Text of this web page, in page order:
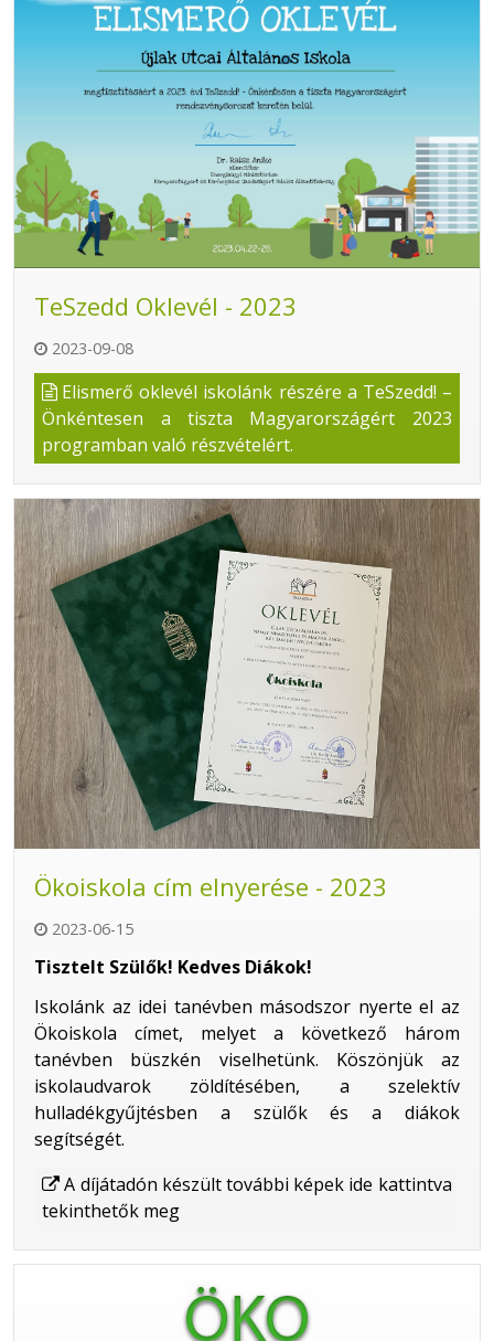
TeSzedd Oklevél - 2023
2023-09-08
Elismerő oklevél iskolánk részére a TeSzedd! –
Önkéntesen a tiszta Magyarországért 2023
programban való részvételért.
Ökoiskola cím elnyerése - 2023
2023-06-15
Tisztelt Szülők! Kedves Diákok!
Iskolánk az idei tanévben másodszor nyerte el az
Ökoiskola címet, melyet a következő három
tanévben büszkén viselhetünk. Köszönjük az
iskolaudvarok zöldítésében, a szelektív
hulladékgyűjtésben a szülők és a diákok
segítségét.
A díjátadón készült további képek ide kattintva
tekinthetők meg